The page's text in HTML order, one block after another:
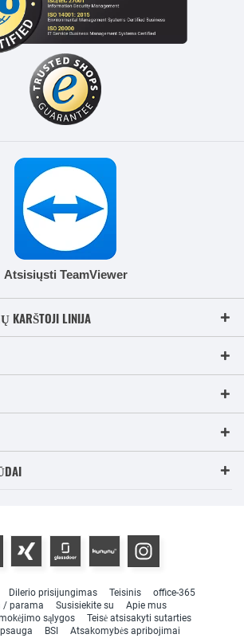
Atsisiųsti TeamViewer
KARŠTOJI LINIJA
Dilerio prisijungimas Teisinis
office-365
/ parama
Susisiekite su
Apie mus
sąlygos
Teisė atsisakyti sutarties
BSI Atsakomybės apribojimai